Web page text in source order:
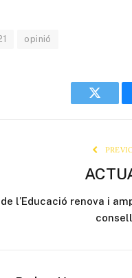
opinió
Twitter
l’Educació renova i